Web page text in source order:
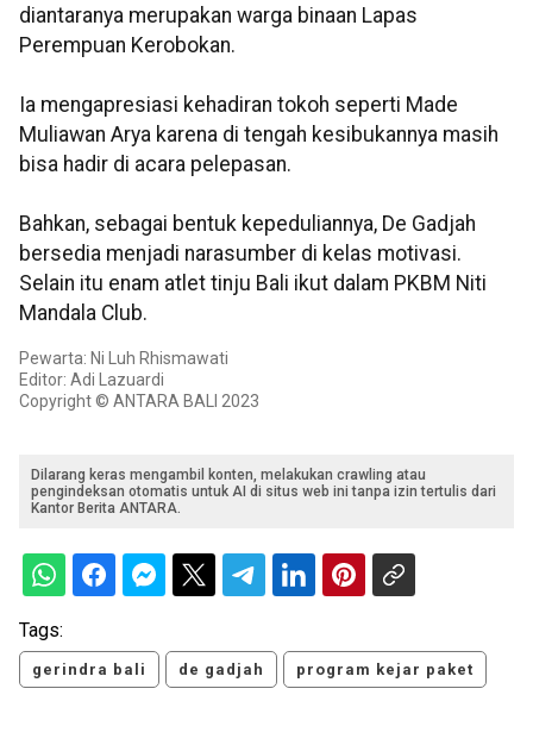
diantaranya merupakan warga binaan Lapas
Perempuan Kerobokan.
Ia mengapresiasi kehadiran tokoh seperti Made
Muliawan Arya karena di tengah kesibukannya masih
bisa hadir di acara pelepasan.
Bahkan, sebagai bentuk kepeduliannya, De Gadjah
bersedia menjadi narasumber di kelas motivasi.
Selain itu enam atlet tinju Bali ikut dalam PKBM Niti
Mandala Club.
Pewarta: Ni Luh Rhismawati
Editor: Adi Lazuardi
Copyright © ANTARA BALI 2023
Dilarang keras mengambil konten, melakukan crawling atau
pengindeksan otomatis untuk AI di situs web ini tanpa izin tertulis dari
Kantor Berita ANTARA.
Tags:
gerindra bali de gadjah program kejar paket